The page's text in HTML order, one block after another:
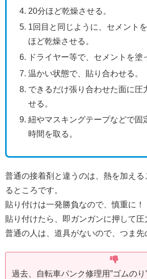
20分ほど乾燥させる。
1回目と同じように、セメント
ほど乾燥させる。
ドライヤー等で、セメントを塗
温かい状態で、貼り合わせる。
できるだけ張り合わせた面に圧
せる。
紐やマスキングテープなどで固
時間を取る。
普通の接着剤と違うのは、熱を加える
るところです。
貼り付けは一発勝負なので、慎重に！
貼り付けたら、即ガンガンに押して圧
普通の人は、道具がないので、つま先
過去、自転車パンク修理用”ゴムの